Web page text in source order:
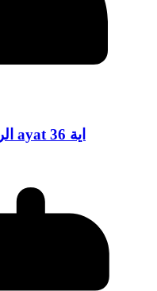
Tadabbur Ringkas Surah الروم ayat اية 36